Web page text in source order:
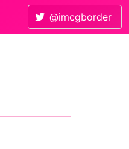
@imcgborder